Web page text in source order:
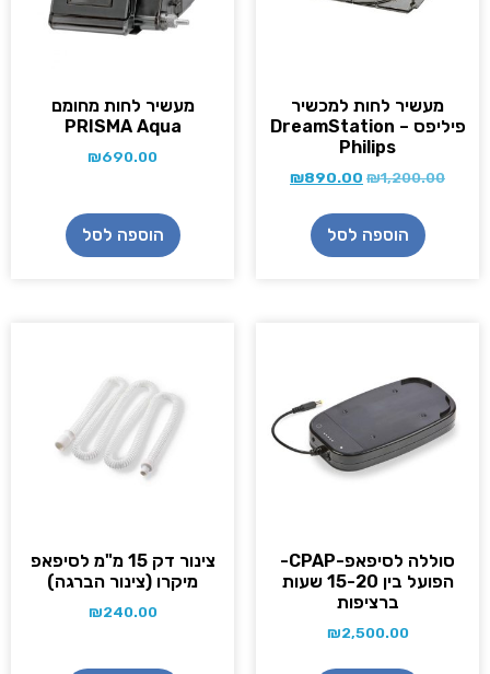
מעשיר לחות למכשיר
פיליפס – DreamStation
Philips
₪1,200.00
₪890.00
הוספה לסל
מעשיר לחות מחומם
PRISMA Aqua
₪690.00
הוספה לסל
סוללה לסיפאפ-CPAP-
הפועל בין 15-20 שעות
ברציפות
₪2,500.00
צינור דק 15 מ"מ לסיפאפ
מיקרו (צינור הברגה)
₪240.00